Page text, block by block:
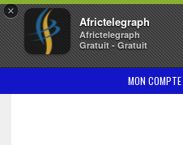
×
Africtelegraph
Africtelegraph
Gratuit - Gratuit
MON COMPTE